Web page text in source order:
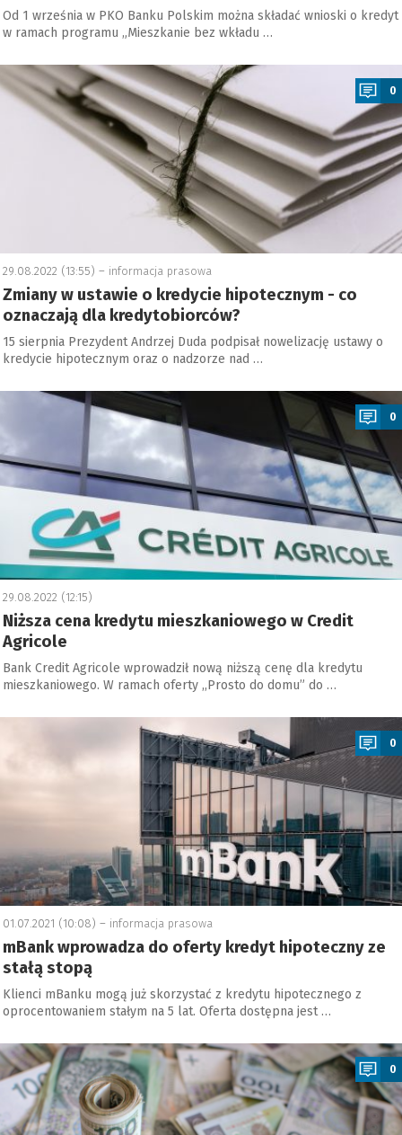
Od 1 września w PKO Banku Polskim można składać wnioski o kredyt
w ramach programu „Mieszkanie bez wkładu …
0
29.08.2022 (13:55) – informacja prasowa
Zmiany w ustawie o kredycie hipotecznym - co
oznaczają dla kredytobiorców?
15 sierpnia Prezydent Andrzej Duda podpisał nowelizację ustawy o
kredycie hipotecznym oraz o nadzorze nad …
0
29.08.2022 (12:15)
Niższa cena kredytu mieszkaniowego w Credit
Agricole
Bank Credit Agricole wprowadził nową niższą cenę dla kredytu
mieszkaniowego. W ramach oferty ,,Prosto do domu” do …
0
01.07.2021 (10:08) – informacja prasowa
mBank wprowadza do oferty kredyt hipoteczny ze
stałą stopą
Klienci mBanku mogą już skorzystać z kredytu hipotecznego z
oprocentowaniem stałym na 5 lat. Oferta dostępna jest …
0